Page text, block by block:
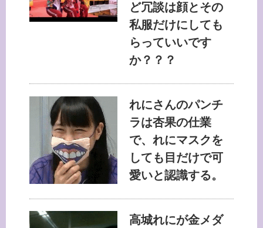
ど冗談は顔とその
私服だけにしても
らっていいです
か？？？
れにさんのパンチ
ラは杏果の仕業
で、れにマスクを
しても目だけで可
愛いと認識する。
高城れにが金メダ